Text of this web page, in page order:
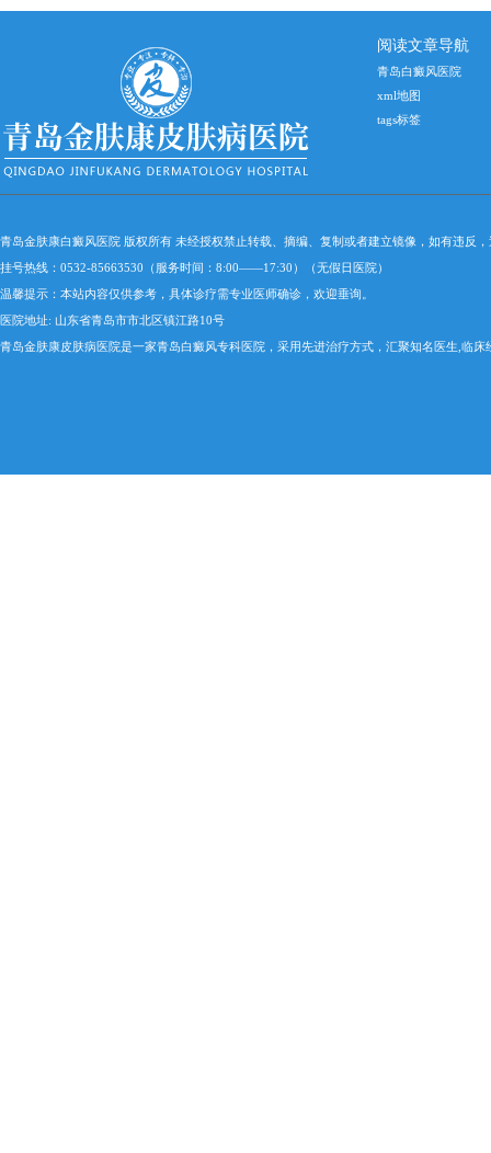
阅读文章导航
青岛白癜风医院
xml地图
tags标签
青岛金肤康白癜风医院 版权所有 未经授权禁止转载、摘编、复制或者建立镜像，如有违反
挂号热线：0532-85663530（服务时间：8:00——17:30）（无假日医院）
温馨提示：本站内容仅供参考，具体诊疗需专业医师确诊，欢迎垂询。
医院地址: 山东省青岛市市北区镇江路10号
青岛金肤康皮肤病医院是一家青岛白癜风专科医院，采用先进治疗方式，汇聚知名医生,临床